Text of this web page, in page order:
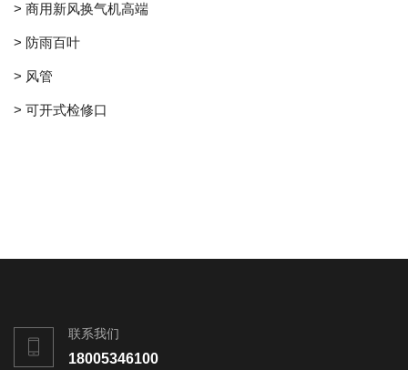
> 商用新风换气机高端
> 防雨百叶
> 风管
> 可开式检修口
联系我们
18005346100